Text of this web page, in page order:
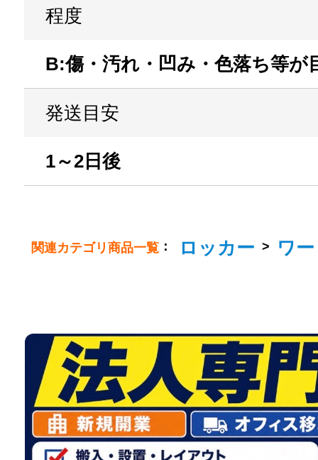
程度
B:傷・汚れ・凹み・色落ち等が
発送目安
1～2日後
関連カテゴリ商品一覧 ： ロッカー > ワ